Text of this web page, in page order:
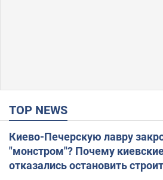
TOP NEWS
Киево-Печерскую лавру
"монстром"? Почему
отказались остановить